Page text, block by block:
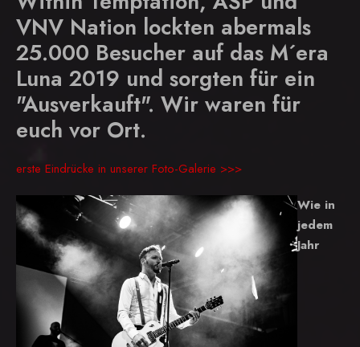
VNV Nation lockten abermals
25.000 Besucher auf das M´era
Luna 2019 und sorgten für ein
"Ausverkauft". Wir waren für
euch vor Ort.
erste Eindrücke in unserer Foto-Galerie >>>
Wie in
jedem
Jahr